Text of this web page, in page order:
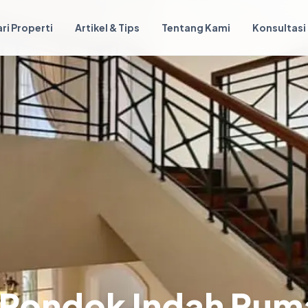
Properti Artikel & Tips Tentang Kami Konsultasi